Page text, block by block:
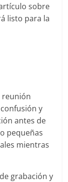
sobre
listo para la
reunión
y
antes de
pequeñas
mientras
grabación y